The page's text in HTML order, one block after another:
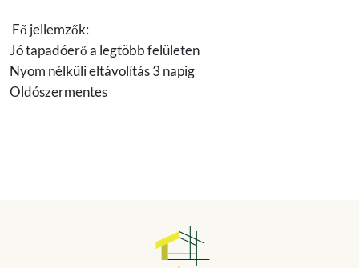
Fő jellemzők:
Jó tapadóerő a legtöbb felületen
Nyom nélküli eltávolítás 3 napig
Oldószermentes